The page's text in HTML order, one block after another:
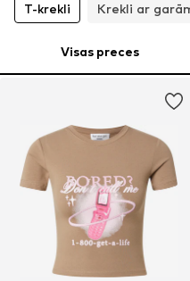
T-krekli
Krekli ar
Visas preces